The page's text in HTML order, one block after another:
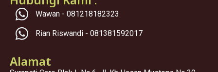
Wawan - 081218182323
Rian Riswandi - 081381592017
Alamat